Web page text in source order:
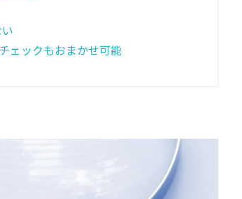
ェックもおまかせ可能